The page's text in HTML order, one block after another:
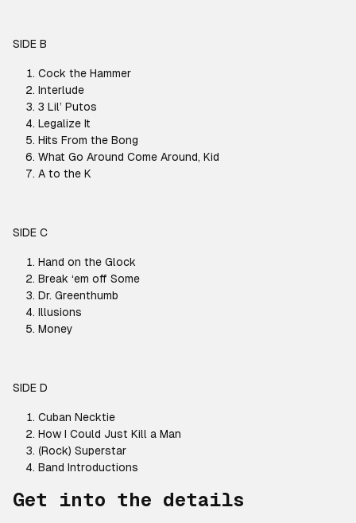
SIDE B
Cock the Hammer
Interlude
3 Lil’ Putos
Legalize It
Hits From the Bong
What Go Around Come Around, Kid
A to the K
SIDE C
Hand on the Glock
Break ‘em off Some
Dr. Greenthumb
Illusions
Money
SIDE D
Cuban Necktie
How I Could Just Kill a Man
(Rock) Superstar
Band Introductions
Get into the details